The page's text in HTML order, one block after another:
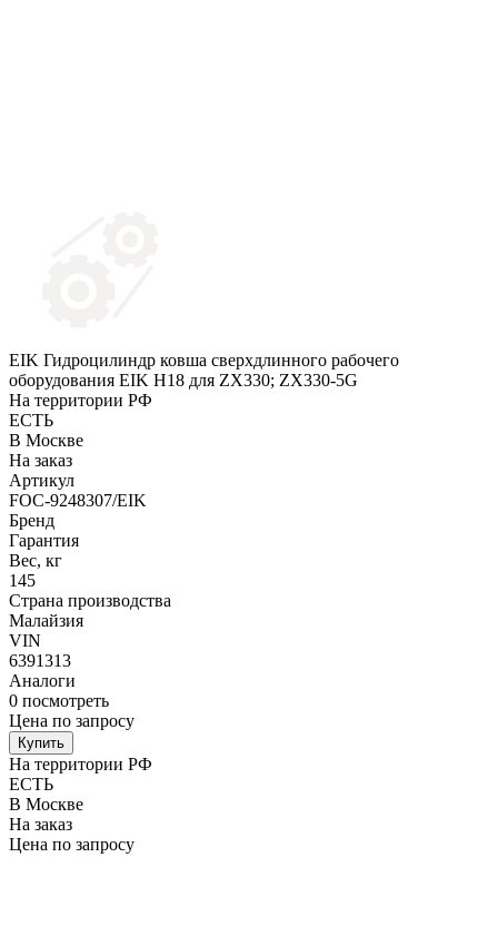
EIK Гидроцилиндр ковша сверхдлинного рабочего
оборудования EIK H18 для ZX330; ZX330-5G
На территории РФ
ЕСТЬ
В Москве
На заказ
Артикул
FOC-9248307/EIK
Бренд
Гарантия
Вес, кг
145
Страна производства
Малайзия
VIN
6391313
Аналоги
0 посмотреть
Цена по запросу
Купить
На территории РФ
ЕСТЬ
В Москве
На заказ
Цена по запросу